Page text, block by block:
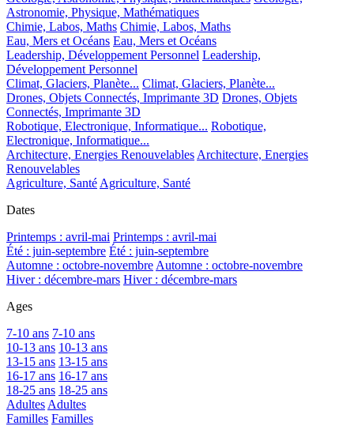
Astronomie, Physique, Mathématiques
Chimie, Labos, Maths Chimie, Labos, Maths
Eau, Mers et Océans Eau, Mers et Océans
Leadership, Développement Personnel Leadership,
Développement Personnel
Climat, Glaciers, Planète... Climat, Glaciers, Planète...
Drones, Objets Connectés, Imprimante 3D Drones, Objets
Connectés, Imprimante 3D
Robotique, Electronique, Informatique... Robotique,
Electronique, Informatique...
Architecture, Energies Renouvelables Architecture, Energies
Renouvelables
Agriculture, Santé Agriculture, Santé
Dates
Printemps : avril-mai Printemps : avril-mai
Été : juin-septembre Été : juin-septembre
Automne : octobre-novembre Automne : octobre-novembre
Hiver : décembre-mars Hiver : décembre-mars
Ages
7-10 ans 7-10 ans
10-13 ans 10-13 ans
13-15 ans 13-15 ans
16-17 ans 16-17 ans
18-25 ans 18-25 ans
Adultes Adultes
Familles Familles